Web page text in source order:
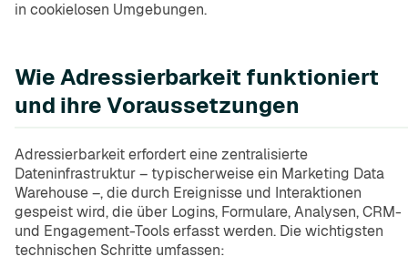
in cookielosen Umgebungen.
Wie Adressierbarkeit funktioniert
und ihre Voraussetzungen
Adressierbarkeit erfordert eine zentralisierte
Dateninfrastruktur – typischerweise ein Marketing Data
Warehouse –, die durch Ereignisse und Interaktionen
gespeist wird, die über Logins, Formulare, Analysen, CRM-
und Engagement-Tools erfasst werden. Die wichtigsten
technischen Schritte umfassen: